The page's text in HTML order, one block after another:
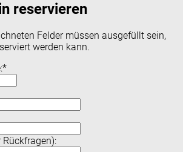
reservieren
Felder müssen ausgefüllt sein,
werden kann.
*